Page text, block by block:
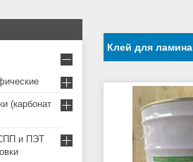
Клей для
(карбонат
и ПЭТ